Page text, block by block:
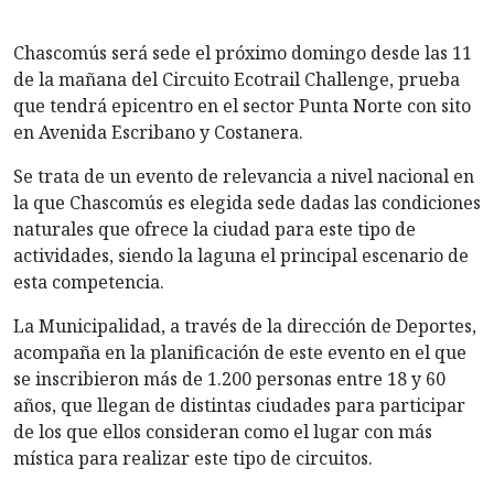
Chascomús será sede el próximo domingo desde las 11
de la mañana del Circuito Ecotrail Challenge, prueba
que tendrá epicentro en el sector Punta Norte con sito
en Avenida Escribano y Costanera.
Se trata de un evento de relevancia a nivel nacional en
la que Chascomús es elegida sede dadas las condiciones
naturales que ofrece la ciudad para este tipo de
actividades, siendo la laguna el principal escenario de
esta competencia.
La Municipalidad, a través de la dirección de Deportes,
acompaña en la planificación de este evento en el que
se inscribieron más de 1.200 personas entre 18 y 60
años, que llegan de distintas ciudades para participar
de los que ellos consideran como el lugar con más
mística para realizar este tipo de circuitos.